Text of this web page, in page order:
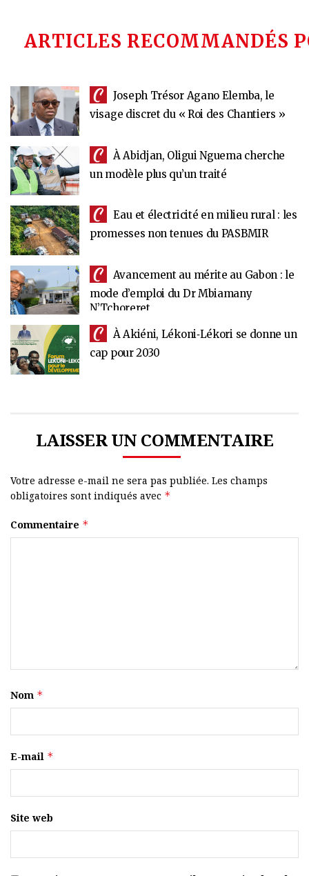
ARTICLES RECOMMANDÉS
Joseph Trésor Agano Elemba, le
visage discret du « Roi des Chantiers »
À Abidjan, Oligui Nguema cherche
un modèle plus qu’un traité
Eau et électricité en milieu rural : les
promesses non tenues du PASBMIR
Avancement au mérite au Gabon : le
mode d’emploi du Dr Mbiamany
N’Tchoreret
À Akiéni, Lékoni‑Lékori se donne un
cap pour 2030
LAISSER UN COMMENTAIRE
Votre adresse e-mail ne sera pas publiée. Les champs
obligatoires sont indiqués avec *
Commentaire *
Nom *
E-mail *
Site web